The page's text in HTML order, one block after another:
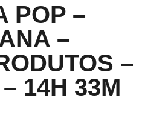
POP –
–
–
14H 33M